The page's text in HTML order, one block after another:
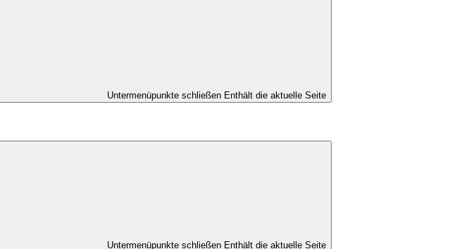
Untermenüpunkte schließen Enthält die aktuelle Seite
Untermenüpunkte schließen Enthält die aktuelle Seite